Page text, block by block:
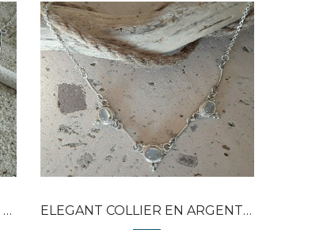
Dans mon panier
APERÇU RAPIDE
ELEGANT COLLIER EN ARGENT 925 ORNE DE...